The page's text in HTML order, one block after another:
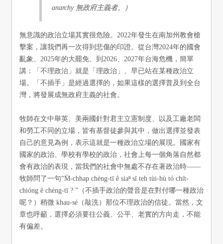
anarchy 無政府主義者。）
無意識的政治立場其實很危險。2022年發生在南加州教會槍
擊案，讓我們再一次得到悲傷的印證。從台灣2024年的國會
亂象、2025年的大罷免、到2026、2027年台海危機，簡單
講：「不理政治」就是「理政治」、早已站在某種政治立
場。「不插手」是經過選擇的，如果這樣的選擇普及到全台
灣，將發展成無政府主義的社會。
牧師在文中舉英、美兩國針對君主立憲制度、以及工廠老闆
和勞工不同的立場，皆有基督徒參與其中，做出選擇並發表
自己的意見為例，表示這就是一種政治立場的展現。國家有
國家的政治、學校有學校的政治，社會上每一個角落自然都
會有政治的表現，當我們的社會中無處不存在著政治時——
牧師問了一句“M̄-chhap chèng-tī ê siaⁿ sī teh tùi-hù tó chi̍t-
chióng ê chèng-tī ? ”（不插手政治的聲音是在對付哪一種政治
呢？）稍微 khau-sé（敲洗）那位不理政治的信徒。當然，文
章也呼籲，選擇必須要往公義、公平、老實的方向走，不能
有偏差。